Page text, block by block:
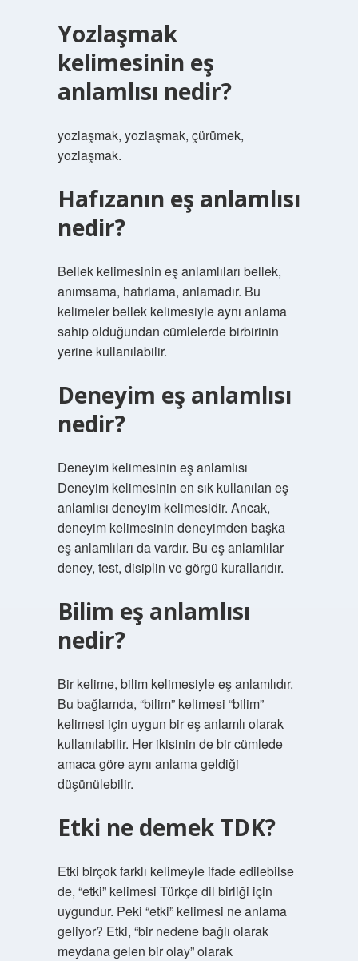
Yozlaşmak
kelimesinin eş
anlamlısı nedir?
yozlaşmak, yozlaşmak, çürümek,
yozlaşmak.
Hafızanın eş anlamlısı
nedir?
Bellek kelimesinin eş anlamlıları bellek,
anımsama, hatırlama, anlamadır. Bu
kelimeler bellek kelimesiyle aynı anlama
sahip olduğundan cümlelerde birbirinin
yerine kullanılabilir.
Deneyim eş anlamlısı
nedir?
Deneyim kelimesinin eş anlamlısı
Deneyim kelimesinin en sık kullanılan eş
anlamlısı deneyim kelimesidir. Ancak,
deneyim kelimesinin deneyimden başka
eş anlamlıları da vardır. Bu eş anlamlılar
deney, test, disiplin ve görgü kurallarıdır.
Bilim eş anlamlısı
nedir?
Bir kelime, bilim kelimesiyle eş anlamlıdır.
Bu bağlamda, “bilim” kelimesi “bilim”
kelimesi için uygun bir eş anlamlı olarak
kullanılabilir. Her ikisinin de bir cümlede
amaca göre aynı anlama geldiği
düşünülebilir.
Etki ne demek TDK?
Etki birçok farklı kelimeyle ifade edilebilse
de, “etki” kelimesi Türkçe dil birliği için
uygundur. Peki “etki” kelimesi ne anlama
geliyor? Etki, “bir nedene bağlı olarak
meydana gelen bir olay” olarak